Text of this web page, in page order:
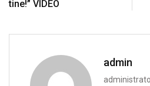
tine!” VIDEO
admin